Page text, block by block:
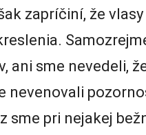
zapríčiní, že
ani sme nevedeli,
nevenovali
sme pri nejakej